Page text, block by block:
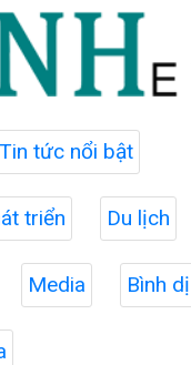
Tin tức nổi bật
triển Du lịch
Media Bình